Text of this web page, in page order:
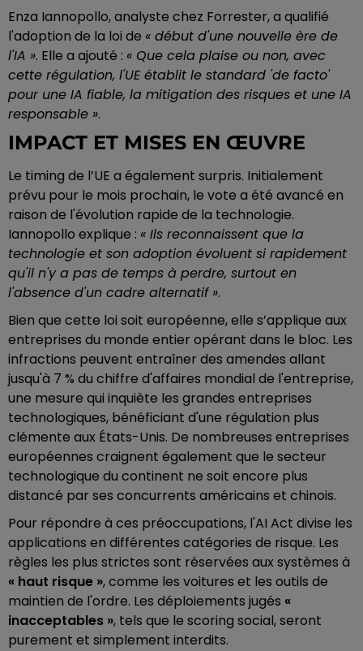
Enza Iannopollo, analyste chez Forrester, a qualifié
l'adoption de la loi de « début d'une nouvelle ère de
l'IA ». Elle a ajouté : « Que cela plaise ou non, avec
cette régulation, l'UE établit le standard 'de facto'
pour une IA fiable, la mitigation des risques et une IA
responsable ».
IMPACT ET MISES EN ŒUVRE
Le timing de l’UE a également surpris. Initialement
prévu pour le mois prochain, le vote a été avancé en
raison de l'évolution rapide de la technologie.
Iannopollo explique : « Ils reconnaissent que la
technologie et son adoption évoluent si rapidement
qu'il n'y a pas de temps à perdre, surtout en
l'absence d'un cadre alternatif ».
Bien que cette loi soit européenne, elle s’applique aux
entreprises du monde entier opérant dans le bloc. Les
infractions peuvent entraîner des amendes allant
jusqu'à 7 % du chiffre d'affaires mondial de l'entreprise,
une mesure qui inquiète les grandes entreprises
technologiques, bénéficiant d'une régulation plus
clémente aux États-Unis. De nombreuses entreprises
européennes craignent également que le secteur
technologique du continent ne soit encore plus
distancé par ses concurrents américains et chinois.
Pour répondre à ces préoccupations, l'AI Act divise les
applications en différentes catégories de risque. Les
règles les plus strictes sont réservées aux systèmes à
« haut risque », comme les voitures et les outils de
maintien de l'ordre. Les déploiements jugés «
inacceptables », tels que le scoring social, seront
purement et simplement interdits.